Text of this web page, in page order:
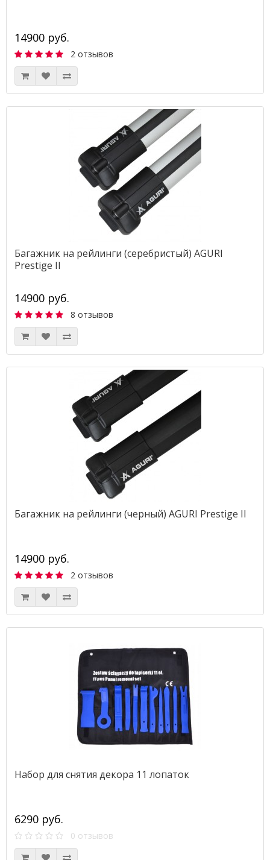
14900 руб.
2 отзывов
Багажник на рейлинги (серебристый) AGURI
Prestige II
14900 руб.
8 отзывов
Багажник на рейлинги (черный) AGURI Prestige II
14900 руб.
2 отзывов
Набор для снятия декора 11 лопаток
6290 руб.
0 отзывов